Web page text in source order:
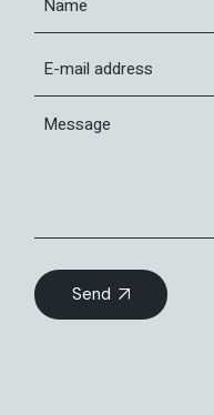
Send